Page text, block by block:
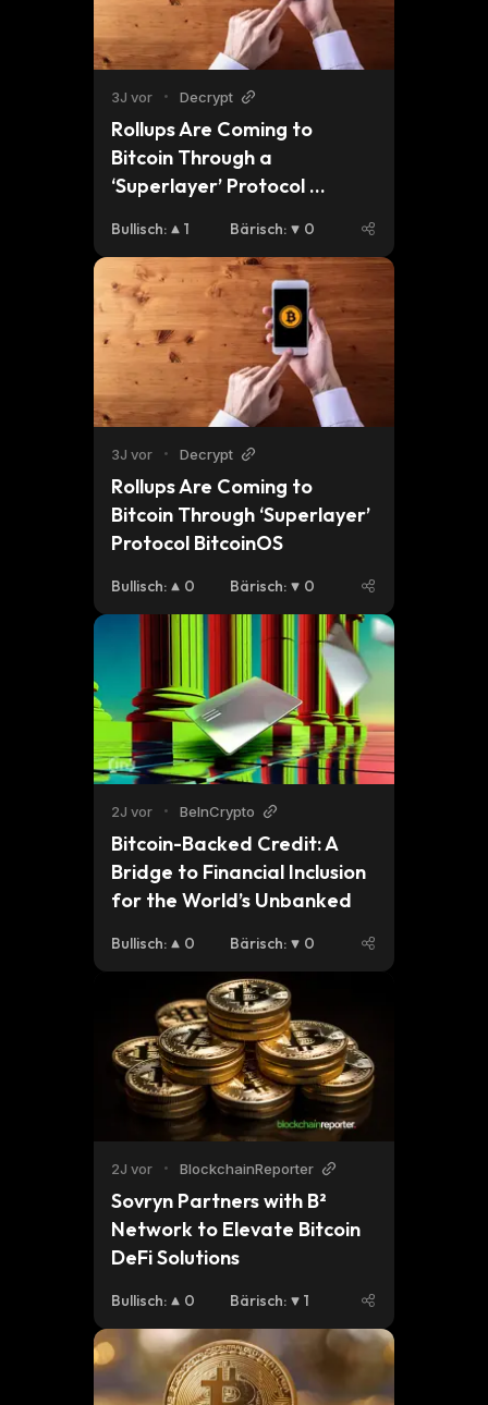
3J vor • Decrypt
Rollups Are Coming to
Bitcoin Through a
‘Superlayer’ Protocol
Bullisch: 1 Bärisch: 0
3J vor • Decrypt
Rollups Are Coming to
Bitcoin Through ‘Superlayer’
Protocol BitcoinOS
Bullisch: 0 Bärisch: 0
2J vor • BeInCrypto
Bitcoin-Backed Credit: A
Bridge to Financial Inclusion
for the World’s Unbanked
Bullisch: 0 Bärisch: 0
2J vor • BlockchainReporter
Sovryn Partners with B²
Network to Elevate Bitcoin
DeFi Solutions
Bullisch: 0 Bärisch: 1